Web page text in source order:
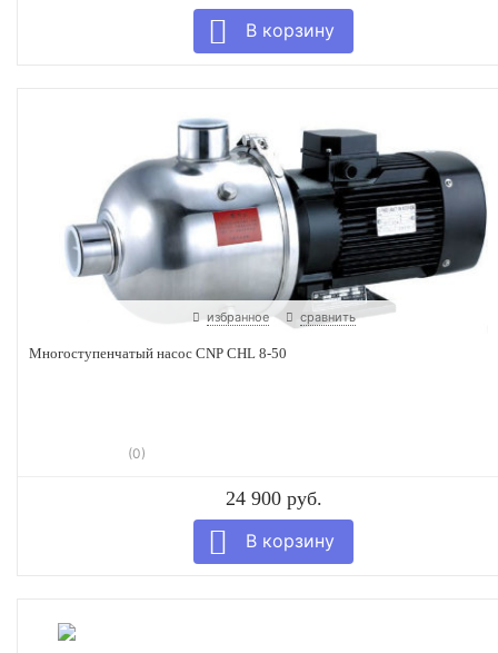
избранное сравнить
Многоступенчатый насос CNP CHL 8-50
(0)
24 900 руб.